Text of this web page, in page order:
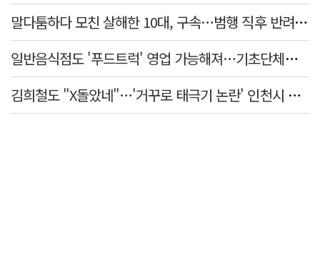
말다툼하다 모친 살해한 10대, 구속…범행 직후 반려견도 죽여
일반음식점도 '푸드트럭' 영업 가능해져…기초단체별 조례 개정 움직임
김희철도 "X돌았네"…'거꾸로 태극기 논란' 인천시 현수막, 이틀 만에 철거